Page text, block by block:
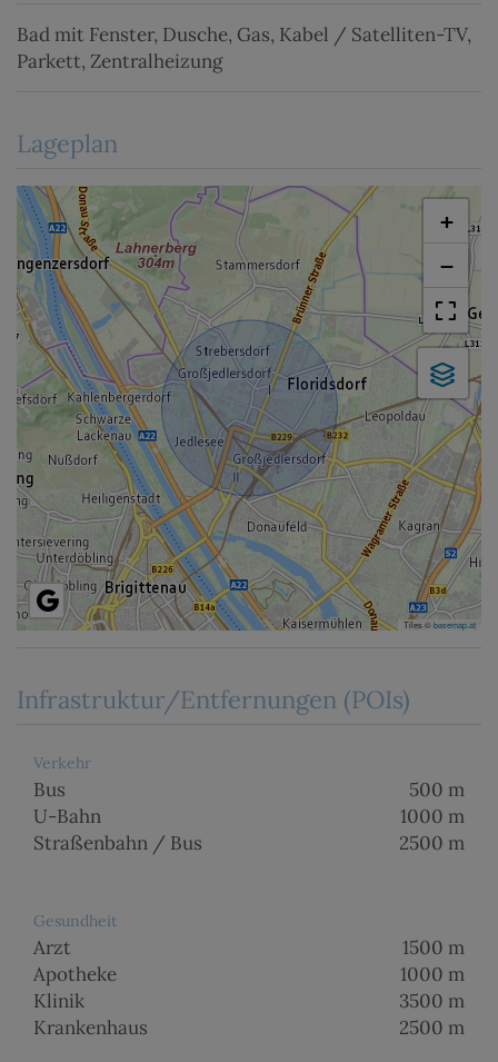
Bad mit Fenster Dusche Gas Kabel / Satelliten-TV
Parkett Zentralheizung
Lageplan
+
−
Tiles ©basemap.at
Infrastruktur/Entfernungen (POIs)
Verkehr
Bus
500 m
U-Bahn
1000 m
Straßenbahn / Bus
2500 m
Gesundheit
Arzt
1500 m
Apotheke
1000 m
Klinik
3500 m
Krankenhaus
2500 m